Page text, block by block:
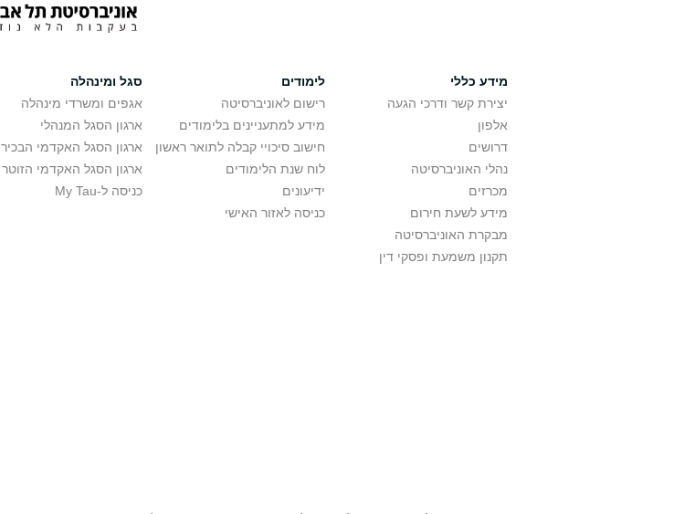
מידע כללי
יצירת קשר ודרכי הגעה
אלפון
דרושים
נהלי האוניברסיטה
מכרזים
מידע לשעת חירום
מבקרת האוניברסיטה
תקנון משמעת ופסקי דין
לימודים
רישום לאוניברסיטה
מידע למתעניינים בלימודים
חישוב סיכויי קבלה לתואר ראשון
לוח שנת הלימודים
ידיעונים
כניסה לאזור האישי
סגל ומינהלה
אגפים ומשרדי מינהלה
ארגון הסגל המנהלי
ארגון הסגל האקדמי הבכיר
ארגון הסגל האקדמי הזוטר
כניסה ל-My Tau